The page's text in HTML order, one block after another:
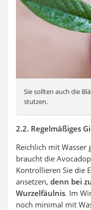
Sie sollten auch die
stutzen.
2.2. Regelmäßiges
Reichlich mit Wasser
braucht die
Kontrollieren Sie die
ansetzen, denn bei
Wurzelfäulnis. Im
noch minimal mit